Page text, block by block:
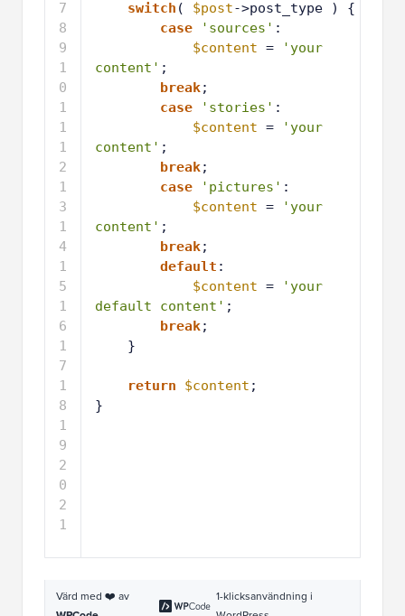
5
6
7
8
9
1
0
1
1
1
2
1
3
1
4
1
5
1
6
1
7
1
8
1
9
2
0
2
1
switch ( $post->post_type ) {
case
'sources' :
$content =
'your
content' ;
break;
case
'stories' :
$content =
'your
content' ;
break;
case
'pictures' :
$content =
'your
content' ;
break;
default :
$content =
'your
default content' ;
break;
}
return $content ;
}
Värd med ❤️ av
WPCode
Källa: